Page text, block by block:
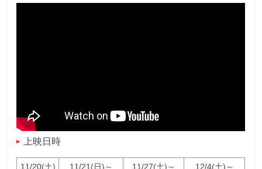
上映日時
11/20(土)
11/21(日)～
11/27(土)～
12/4(土)～